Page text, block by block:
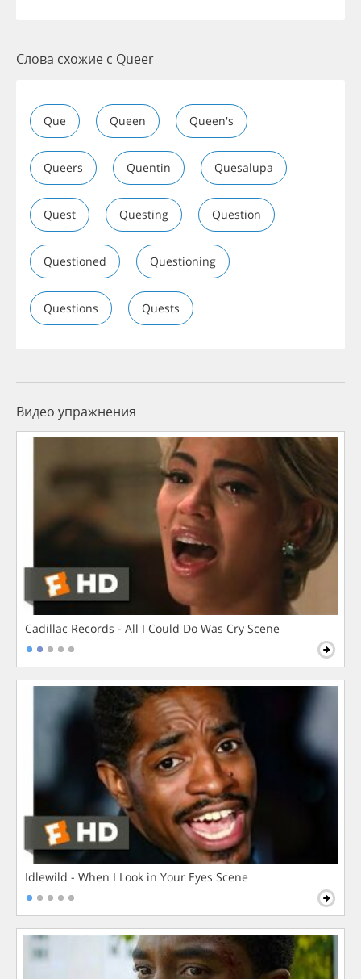
Слова схожие с Queer
Que Queen Queen's
Queers Quentin Quesalupa
Quest Questing Question
Questioned Questioning
Questions Quests
Видео упражнения
Cadillac Records - All I Could Do Was Cry Scene
Idlewild - When I Look in Your Eyes Scene